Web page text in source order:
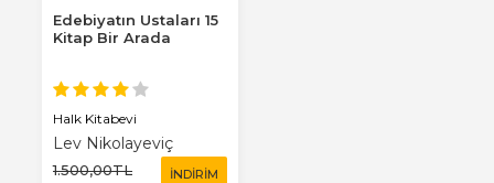
Edebiyatın Ustaları 15
Kitap Bir Arada
Halk Kitabevi
Lev Nikolayeviç
Tolstoy
1.500,00TL İNDİRİM